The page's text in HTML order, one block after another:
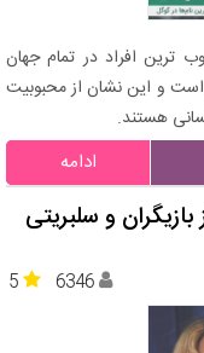
ترین افراد در تمام جهان
است و این نشان از محبوبیت
ادامه
و سلبریتی
5 6346